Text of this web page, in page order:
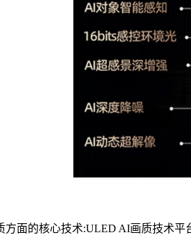
方面的核心技术:ULED AI画质技术